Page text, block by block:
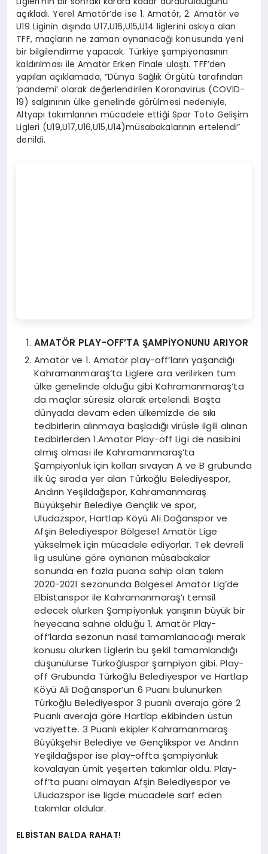
açıkladı. Yerel Amatör’de ise 1. Amatör, 2. Amatör ve
U19 Liginin dışında U17,U16,U15,U14 liglerini askıya alan
TFF, maçların ne zaman oynanacağı konusunda yeni
bir bilgilendirme yapacak. Türkiye şampiyonasının
kaldırılması ile Amatör Erken Finale ulaştı. TFF’den
yapılan açıklamada, “Dünya Sağlık Örgütü tarafından
‘pandemi’ olarak değerlendirilen Koronavirüs (COVID-
19) salgınının ülke genelinde görülmesi nedeniyle,
Altyapı takımlarının mücadele ettiği Spor Toto Gelişim
Ligleri (U19,U17,U16,U15,U14)müsabakalarının ertelendi”
denildi.
AMATÖR PLAY-OFF’TA ŞAMPİYONUNU ARIYOR
Amatör ve 1. Amatör play-off’ların yaşandığı
Kahramanmaraş’ta Liglere ara verilirken tüm
ülke genelinde olduğu gibi Kahramanmaraş’ta
da maçlar süresiz olarak ertelendi. Başta
dünyada devam eden ülkemizde de sıkı
tedbirlerin alınmaya başladığı virüsle ilgili alınan
tedbirlerden 1.Amatör Play-off Ligi de nasibini
almış olması ile Kahramanmaraş’ta
Şampiyonluk için kolları sıvayan A ve B grubunda
ilk üç sırada yer alan Türkoğlu Belediyespor,
Andırın Yeşildağspor, Kahramanmaraş
Büyükşehir Belediye Gençlik ve spor,
Uludazspor, Hartlap Köyü Ali Doğanspor ve
Afşin Belediyespor Bölgesel Amatör Lige
yükselmek için mücadele ediyorlar. Tek devreli
lig usulüne göre oynanan müsabakalar
sonunda en fazla puana sahip olan takım
2020-2021 sezonunda Bölgesel Amatör Lig’de
Elbistanspor ile Kahramanmaraş’ı temsil
edecek olurken Şampiyonluk yarışının büyük bir
heyecana sahne olduğu 1. Amatör Play-
off’larda sezonun nasıl tamamlanacağı merak
konusu olurken Liglerin bu şekil tamamlandığı
düşünülürse Türkoğluspor şampiyon gibi. Play-
off Grubunda Türkoğlu Belediyespor ve Hartlap
Köyü Ali Doğanspor’un 6 Puanı bulunurken
Türkoğlu Belediyespor 3 puanlı averaja göre 2
Puanlı averaja göre Hartlap ekibinden üstün
vaziyette. 3 Puanlı ekipler Kahramanmaraş
Büyükşehir Belediye ve Gençlikspor ve Andırın
Yeşildağspor ise play-offta şampiyonluk
kovalayan ümit yeşerten takımlar oldu. Play-
off’ta puanı olmayan Afşin Belediyespor ve
Uludazspor ise ligde mücadele sarf eden
takımlar oldular.
ELBİSTAN BALDA RAHAT!